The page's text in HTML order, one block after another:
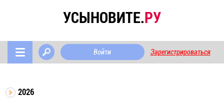
УСЫНОВИТЕ.РУ
Войти Зарегистрироваться
2026